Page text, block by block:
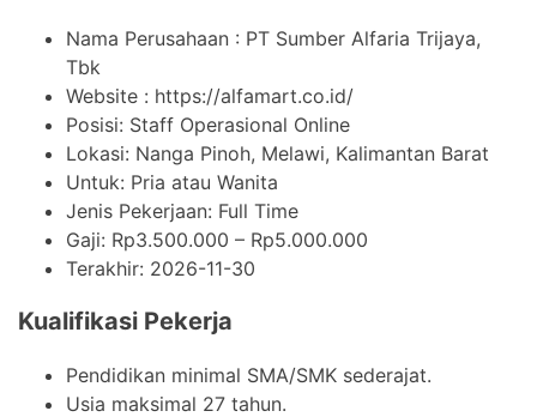
Nama Perusahaan : PT Sumber Alfaria Trijaya,
Tbk
Website : https://alfamart.co.id/
Posisi: Staff Operasional Online
Lokasi: Nanga Pinoh, Melawi, Kalimantan Barat
Untuk: Pria atau Wanita
Jenis Pekerjaan: Full Time
Gaji: Rp3.500.000 – Rp5.000.000
Terakhir: 2026-11-30
Kualifikasi Pekerja
Pendidikan minimal SMA/SMK sederajat.
Usia maksimal 27 tahun.